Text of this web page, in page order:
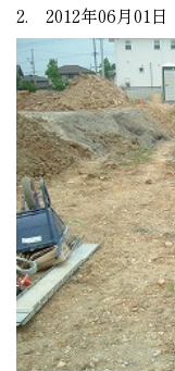
2. 2012年06月01日